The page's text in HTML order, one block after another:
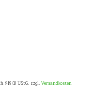
(1) UStG. zzgl. Versandkosten